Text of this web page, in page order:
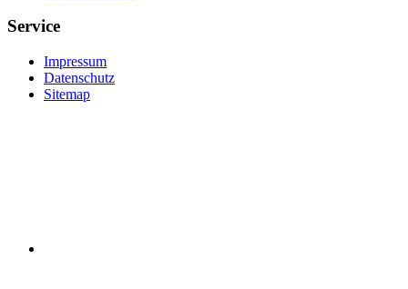
Service
Impressum
Datenschutz
Sitemap